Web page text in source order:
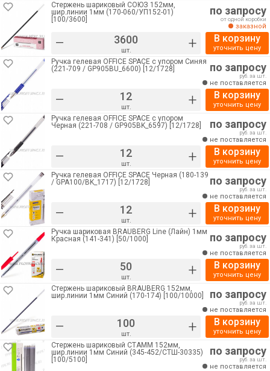
Стержень шариковый СОЮЗ 152мм,
шир.линии 1мм (170-060/УП152-01)
[100/3600]
– шт. +
по запросу
от одной коробки
заказной
В корзину
уточнить цену
Ручка гелевая OFFICE SPACE с упором Синяя
(221-709 / GP905BU_6600) [12/1728]
– шт. +
по запросу
руб. за шт.
не поставляется
В корзину
уточнить цену
Ручка гелевая OFFICE SPACE с упором
Черная (221-708 / GP905BK_6597) [12/1728]
– шт. +
по запросу
руб. за шт.
не поставляется
В корзину
уточнить цену
Ручка гелевая OFFICE SPACE Черная (180-139
/ GPA100/BK_1717) [12/1728]
– шт. +
по запросу
руб. за шт.
не поставляется
В корзину
уточнить цену
Ручка шариковая BRAUBERG Line (Лайн) 1мм
Красная (141-341) [50/1000]
– шт. +
по запросу
руб. за шт.
не поставляется
В корзину
уточнить цену
Стержень шариковый BRAUBERG 152мм,
шир.линии 1мм Синий (170-174) [100/10000]
– шт. +
по запросу
руб. за шт.
не поставляется
В корзину
уточнить цену
Стержень шариковый СТАММ 152мм,
шир.линии 1мм Синий (345-452/СТШ-30335)
[100/5100]
по запросу
руб. за шт.
не поставляется